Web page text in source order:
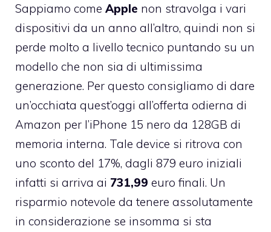
Sappiamo come Apple non stravolga i vari
dispositivi da un anno all’altro, quindi non si
perde molto a livello tecnico puntando su un
modello che non sia di ultimissima
generazione. Per questo consigliamo di dare
un’occhiata quest’oggi all’offerta odierna di
Amazon per l’iPhone 15 nero da 128GB di
memoria interna. Tale device si ritrova con
uno sconto del 17%, dagli 879 euro iniziali
infatti si arriva ai 731,99 euro finali. Un
risparmio notevole da tenere assolutamente
in considerazione se insomma si sta